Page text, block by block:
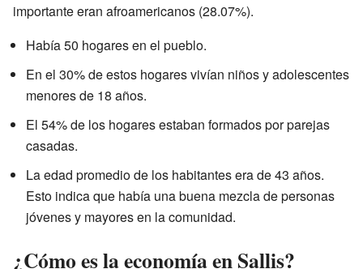
importante eran afroamericanos (28.07%).
Había 50 hogares en el pueblo.
En el 30% de estos hogares vivían niños y adolescentes
menores de 18 años.
El 54% de los hogares estaban formados por parejas
casadas.
La edad promedio de los habitantes era de 43 años.
Esto indica que había una buena mezcla de personas
jóvenes y mayores en la comunidad.
¿Cómo es la economía en Sallis?